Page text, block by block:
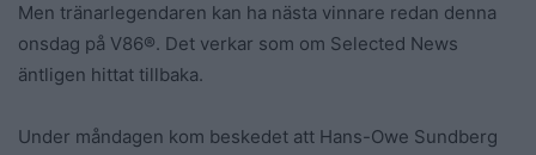
Men tränarlegendaren kan ha nästa vinnare redan denna
onsdag på V86®. Det verkar som om Selected News
äntligen hittat tillbaka.
Under måndagen kom beskedet att Hans-Owe Sundberg